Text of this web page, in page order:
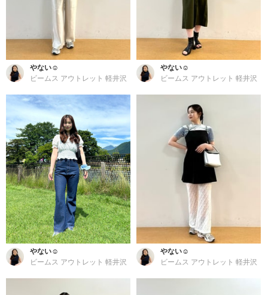
やない☺︎
ビームス アウトレット 軽井沢
やない☺︎
ビームス アウトレット 軽井沢
やない☺︎
ビームス アウトレット 軽井沢
やない☺︎
ビームス アウトレット 軽井沢